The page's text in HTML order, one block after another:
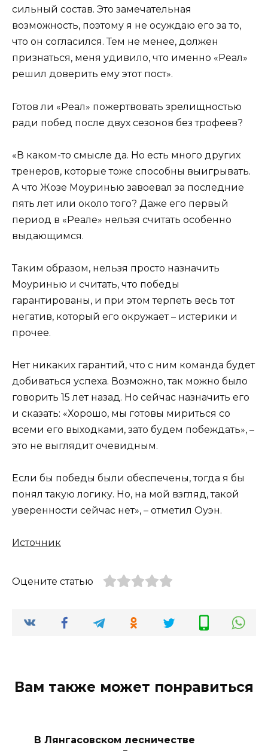
сильный состав. Это замечательная
возможность, поэтому я не осуждаю его за то,
что он согласился. Тем не менее, должен
признаться, меня удивило, что именно «Реал»
решил доверить ему этот пост».
Готов ли «Реал» пожертвовать зрелищностью
ради побед после двух сезонов без трофеев?
«В каком-то смысле да. Но есть много других
тренеров, которые тоже способны выигрывать.
А что Жозе Моуринью завоевал за последние
пять лет или около того? Даже его первый
период в «Реале» нельзя считать особенно
выдающимся.
Таким образом, нельзя просто назначить
Моуринью и считать, что победы
гарантированы, и при этом терпеть весь тот
негатив, который его окружает – истерики и
прочее.
Нет никаких гарантий, что с ним команда будет
добиваться успеха. Возможно, так можно было
говорить 15 лет назад. Но сейчас назначить его
и сказать: «Хорошо, мы готовы мириться со
всеми его выходками, зато будем побеждать», –
это не выглядит очевидным.
Если бы победы были обеспечены, тогда я бы
понял такую логику. Но, на мой взгляд, такой
уверенности сейчас нет», – отметил Оуэн.
Источник
Оцените статью
Вам также может понравиться
В Лянгасовском лесничестве